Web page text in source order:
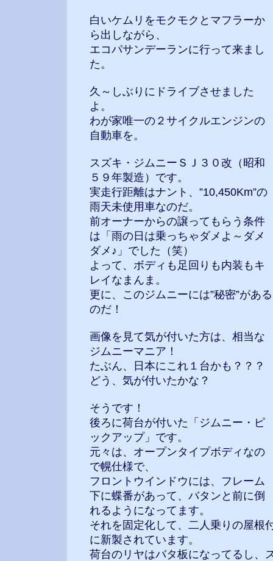
白いケムリをモクモクとマフラーか
ら出しながら、
エコパサンデーランに行って来まし
た。
久～しぶりにドライブさせました
よ。
わが家唯一の２サイクルエンジンの
自動車を。
スズキ・ジムニーＳＪ３０改（昭和
５９年製造）です。
実走行距離はナント、”10,450Km”の
雨天未使用車なのだ。
前オーナーからの譲ってもらう条件
は「雨の日は乗っちゃダメよ～ダメ
ダメ♪」でした（笑）
よって、ボディも足回りも内装もキ
レイなまんま。
更に、このジムニーには”秘密”がある
のだ！
画像を見て気が付いた方は、相当な
ジムニーマニア！
たぶん、日本にこれ１台かも？？？
どう、気が付いたかな？
そうです！
後ろに荷台が付いた「ジムニー・ピ
ックアップ」です。
元々は、オープンタイプボディなの
で幌仕様で、
フロントウインドウには、フレーム
下に蝶番があって、バタンと前に倒
れるようになってます。
それを固定化して、二人乗りの屋根
に新製されています。
荷台のリヤはバタ板になってるし、